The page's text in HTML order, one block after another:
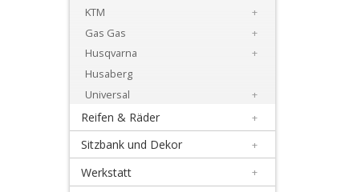
Sherco
Triumph
Honda
KTM
+
Gas Gas
+
Husqvarna
+
Husaberg
Universal
+
Reifen & Räder +
Sitzbank und Dekor +
Werkstatt +